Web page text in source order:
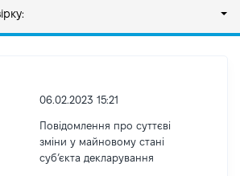
06.02.2023 15:21
Повідомлення про суттєві
зміни у майновому стані
субʼєкта декларування